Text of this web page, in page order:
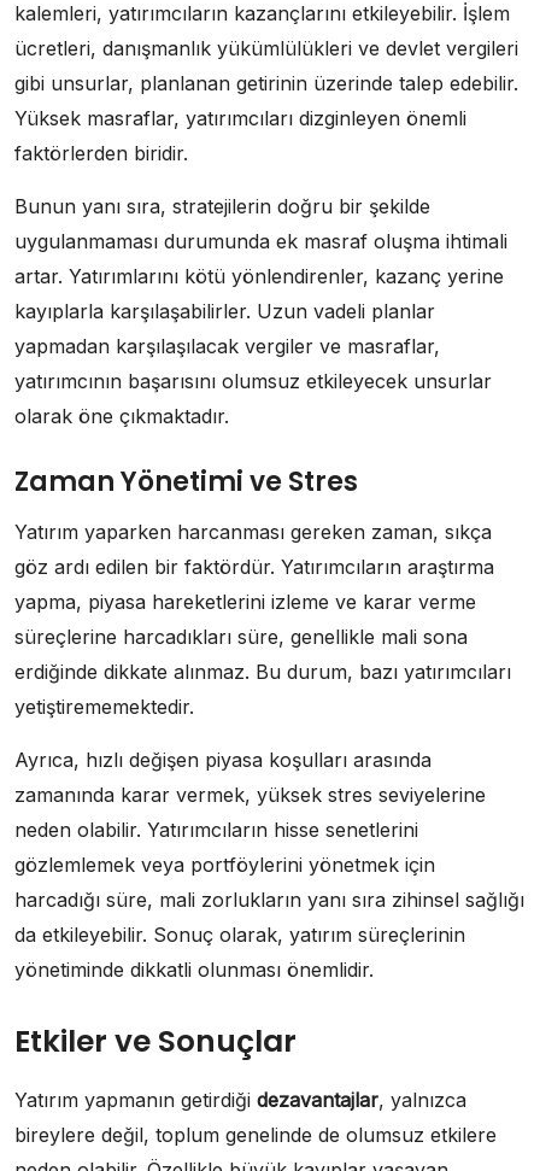
kalemleri, yatırımcıların kazançlarını etkileyebilir. İşlem
ücretleri, danışmanlık yükümlülükleri ve devlet vergileri
gibi unsurlar, planlanan getirinin üzerinde talep edebilir.
Yüksek masraflar, yatırımcıları dizginleyen önemli
faktörlerden biridir.
Bunun yanı sıra, stratejilerin doğru bir şekilde
uygulanmaması durumunda ek masraf oluşma ihtimali
artar. Yatırımlarını kötü yönlendirenler, kazanç yerine
kayıplarla karşılaşabilirler. Uzun vadeli planlar
yapmadan karşılaşılacak vergiler ve masraflar,
yatırımcının başarısını olumsuz etkileyecek unsurlar
olarak öne çıkmaktadır.
Zaman Yönetimi ve Stres
Yatırım yaparken harcanması gereken zaman, sıkça
göz ardı edilen bir faktördür. Yatırımcıların araştırma
yapma, piyasa hareketlerini izleme ve karar verme
süreçlerine harcadıkları süre, genellikle mali sona
erdiğinde dikkate alınmaz. Bu durum, bazı yatırımcıları
yetiştirememektedir.
Ayrıca, hızlı değişen piyasa koşulları arasında
zamanında karar vermek, yüksek stres seviyelerine
neden olabilir. Yatırımcıların hisse senetlerini
gözlemlemek veya portföylerini yönetmek için
harcadığı süre, mali zorlukların yanı sıra zihinsel sağlığı
da etkileyebilir. Sonuç olarak, yatırım süreçlerinin
yönetiminde dikkatli olunması önemlidir.
Etkiler ve Sonuçlar
Yatırım yapmanın getirdiği dezavantajlar, yalnızca
bireylere değil, toplum genelinde de olumsuz etkilere